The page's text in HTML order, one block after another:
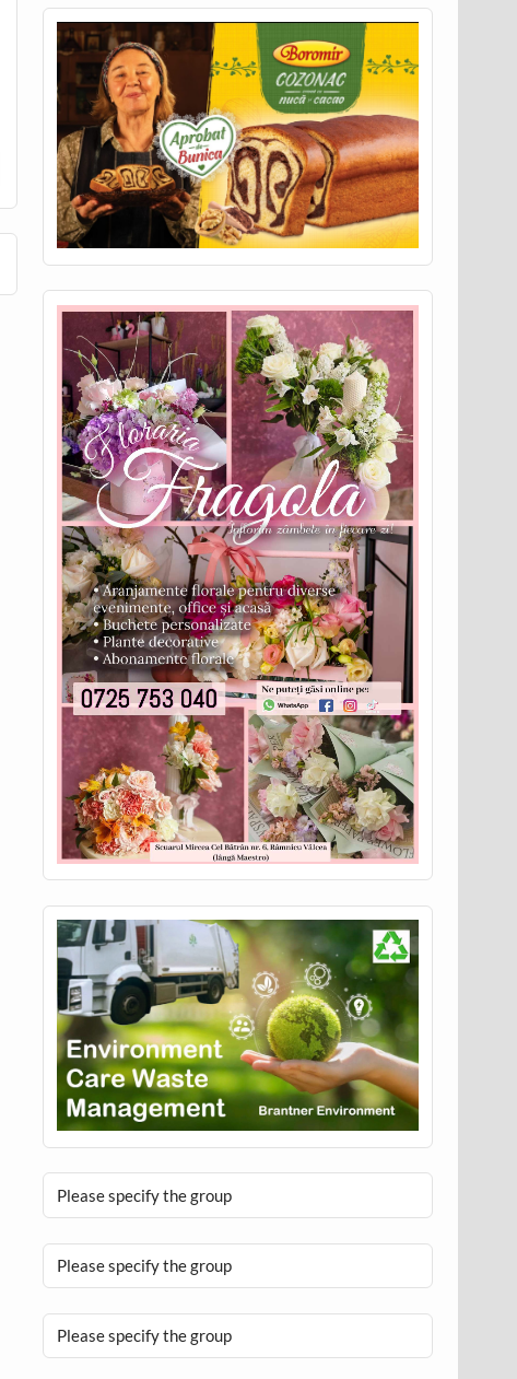
Please specify the group
Please specify the group
Please specify the group